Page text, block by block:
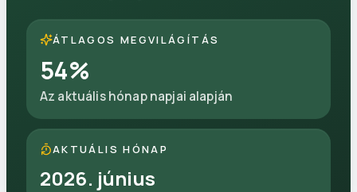
ÁTLAGOS MEGVILÁGÍTÁS
54%
Az aktuális hónap napjai alapján
AKTUÁLIS HÓNAP
2026. június